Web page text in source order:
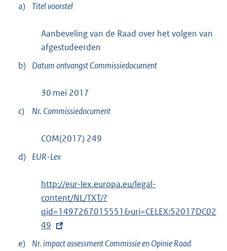
a) Titel voorstel
Aanbeveling van de Raad over het volgen van
afgestudeerden
b) Datum ontvangst Commissiedocument
30 mei 2017
c)
Nr. Commissiedocument
COM(2017) 249
d) EUR-Lex
E
x
t
e
r
http://eur-lex.europa.eu/legal-
content/NL/TXT/?
qid=1497267015551&uri=CELEX:52017DC02
49
e)
Nr. impact assessment Commissie en Opinie Raad